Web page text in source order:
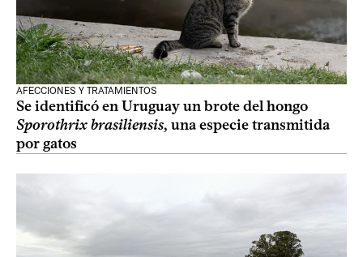
AFECCIONES Y TRATAMIENTOS
Se identificó en Uruguay un brote del hongo
Sporothrix brasiliensis, una especie transmitida
por gatos